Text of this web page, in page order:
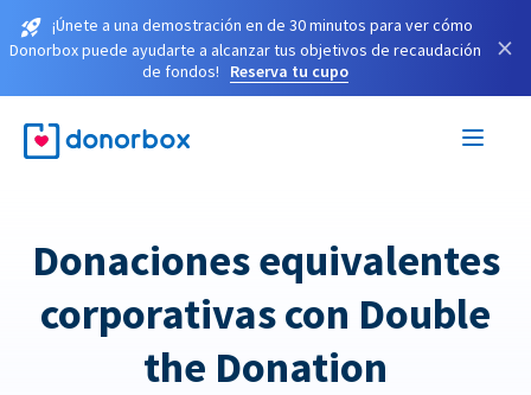
¡Únete a una demostración en de 30 minutos para ver cómo
Donorbox puede ayudarte a alcanzar tus objetivos de recaudación
de fondos!
Reserva tu cupo
×
Donaciones equivalentes
corporativas con Double
the Donation